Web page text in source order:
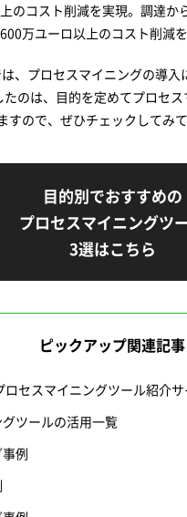
のコスト削減を実現。調達
万ユーロ以上のコスト削減
、プロセスマイニングの導
のは、目的を定めてプロセ
ので、ぜひチェックしてみて
目的別でおすすめの
プロセスマイニングツ
3選はこちら
ピックアップ関連記事
セスマイニングツール紹介サ
ツールの活用一覧
例